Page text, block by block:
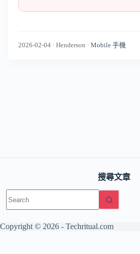
2026-02-04 · Henderson · Mobile 手機
搜尋文章
results
Copyright © 2026 - Techritual.com